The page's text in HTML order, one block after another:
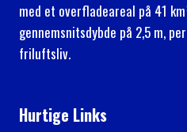
med et overfladeareal på 41
gennemsnitsdybde på 2,5 m,
friluftsliv.
Hurtige Links